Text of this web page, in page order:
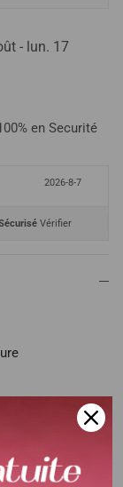
- lun. 17
en Securité
2026-8-7
Vérifier